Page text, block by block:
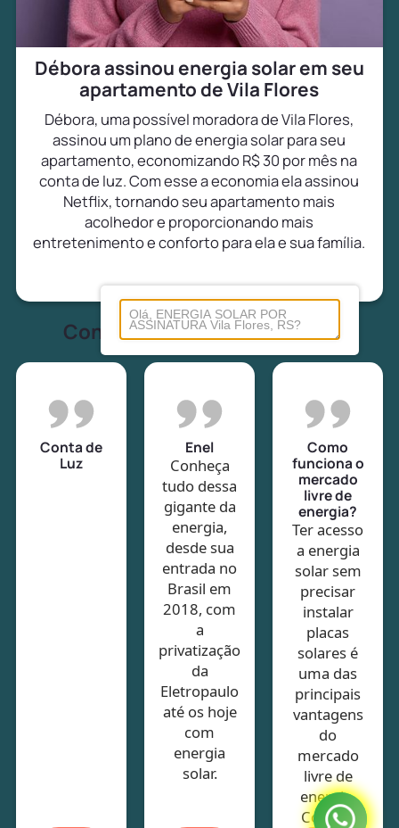
Débora assinou energia solar em seu
apartamento de Vila Flores
Débora, uma possível moradora de Vila Flores,
assinou um plano de energia solar para seu
apartamento, economizando R$ 30 por mês na
conta de luz. Com esse a economia ela assinou
Netflix, tornando seu apartamento mais
acolhedor e proporcionando mais
entretenimento e conforto para ela e sua família.
Conheça tudo sobre energia
Conta de
Luz
Enel
Conheça
tudo dessa
gigante da
energia,
desde sua
entrada no
Brasil em
2018, com
a
privatização
da
Eletropaulo
até os hoje
com
energia
solar.
Como
funciona o
mercado
livre de
energia?
Ter acesso
a energia
solar sem
precisar
instalar
placas
solares é
uma das
principais
vantagens
do
mercado
livre de
energia.
Confira!